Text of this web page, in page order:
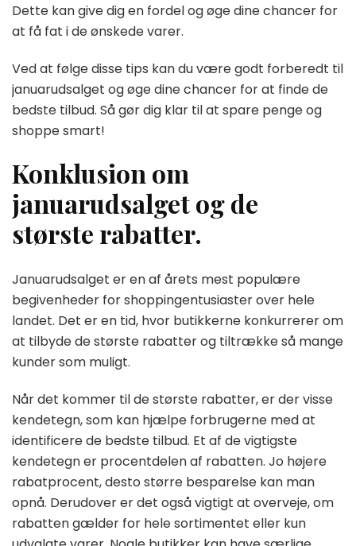
Dette kan give dig en fordel og øge dine chancer for
at få fat i de ønskede varer.
Ved at følge disse tips kan du være godt forberedt til
januarudsalget og øge dine chancer for at finde de
bedste tilbud. Så gør dig klar til at spare penge og
shoppe smart!
Konklusion om
januarudsalget og de
største rabatter.
Januarudsalget er en af årets mest populære
begivenheder for shoppingentusiaster over hele
landet. Det er en tid, hvor butikkerne konkurrerer om
at tilbyde de største rabatter og tiltrække så mange
kunder som muligt.
Når det kommer til de største rabatter, er der visse
kendetegn, som kan hjælpe forbrugerne med at
identificere de bedste tilbud. Et af de vigtigste
kendetegn er procentdelen af rabatten. Jo højere
rabatprocent, desto større besparelse kan man
opnå. Derudover er det også vigtigt at overveje, om
rabatten gælder for hele sortimentet eller kun